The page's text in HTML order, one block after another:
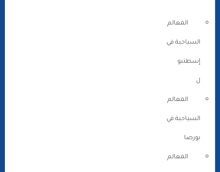
المعالم
السياحية في
إسطنبو
ل
المعالم
السياحية في
بورصا
المعالم